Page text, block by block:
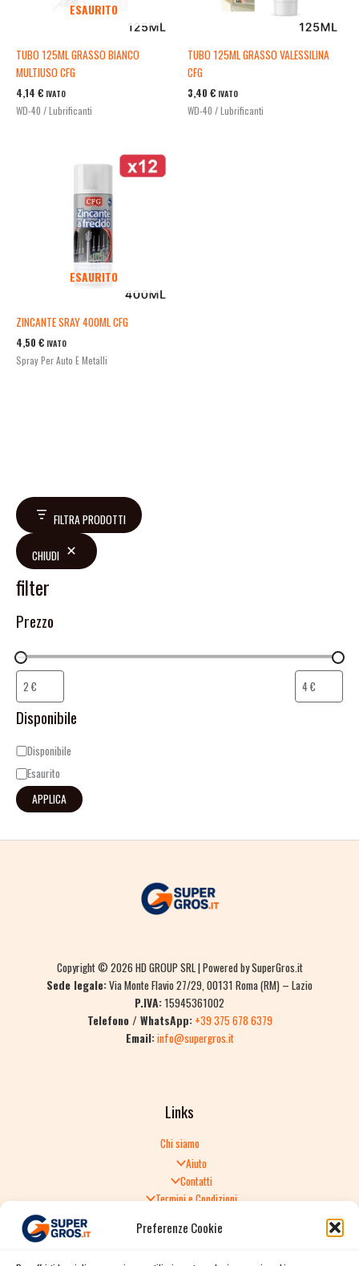
Preferenze Cookie
FILTRA PRODOTTI
CHIUDI
filter
Prezzo
Disponibile
Disponibile
Esaurito
APPLICA
ESAURITO
TUBO 125ML GRASSO BIANCO
MULTIUSO CFG
4,14 € IVATO
WD-40 / Lubrificanti
TUBO 125ML GRASSO VALESSILINA
CFG
3,40 € IVATO
WD-40 / Lubrificanti
ESAURITO
ZINCANTE SRAY 400ML CFG
4,50 € IVATO
Spray Per Auto E Metalli
Copyright © 2026 HD GROUP SRL | Powered by SuperGros.it
Sede legale:Via Monte Flavio 27/29, 00131 Roma (RM) – Lazio
P.IVA:15945361002
Telefono / WhatsApp: +39 375 678 6379
Email:info@supergros.it
Links
Chi siamo
Aiuto
Contatti
Termini e Condizioni
Politica di Reso